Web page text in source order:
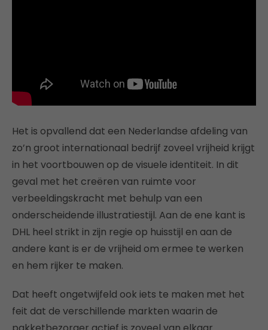
Het is opvallend dat een Nederlandse afdeling van
zo’n groot internationaal bedrijf zoveel vrijheid krijgt
in het voortbouwen op de visuele identiteit. In dit
geval met het creëren van ruimte voor
verbeeldingskracht met behulp van een
onderscheidende illustratiestijl. Aan de ene kant is
DHL heel strikt in zijn regie op huisstijl en aan de
andere kant is er de vrijheid om ermee te werken
en hem rijker te maken.
Dat heeft ongetwijfeld ook iets te maken met het
feit dat de verschillende markten waarin de